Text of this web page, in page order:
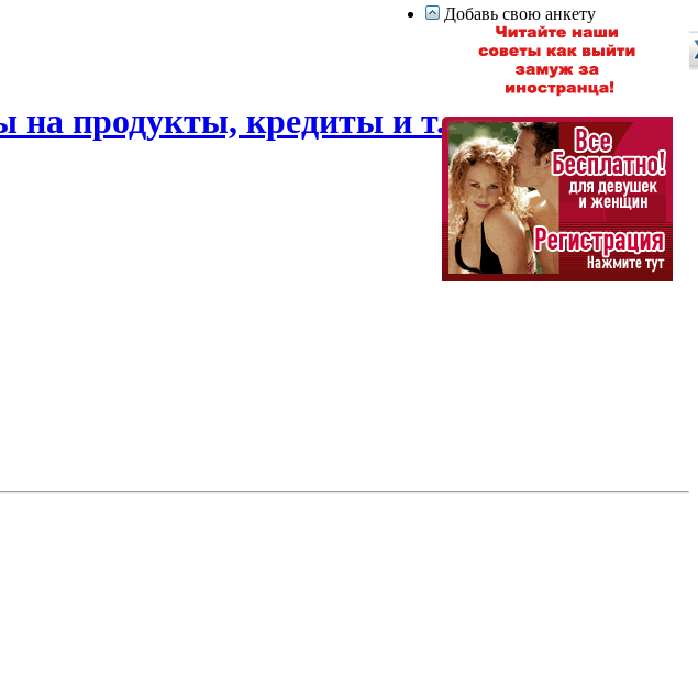
на продукты, кредиты и т.д.
Добавь свою анкету